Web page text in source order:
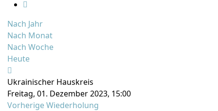
Nach Jahr
Nach Monat
Nach Woche
Heute
Ukrainischer Hauskreis
Freitag, 01. Dezember 2023, 15:00
Vorherige Wiederholung